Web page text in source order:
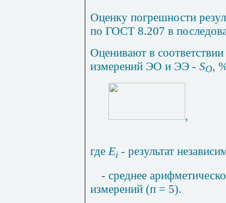
Оценку погрешности
по ГОСТ 8.207 в
Оценивают в соответствии
измерений ЭО и ЭЭ - SО,
,
где Ei - результат
- среднее
измерений (п = 5).